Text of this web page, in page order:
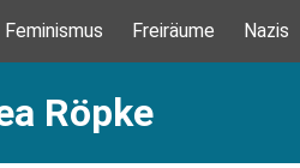
Feminismus Freiräume Nazis
Röpke